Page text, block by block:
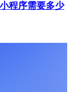
程序需要多少